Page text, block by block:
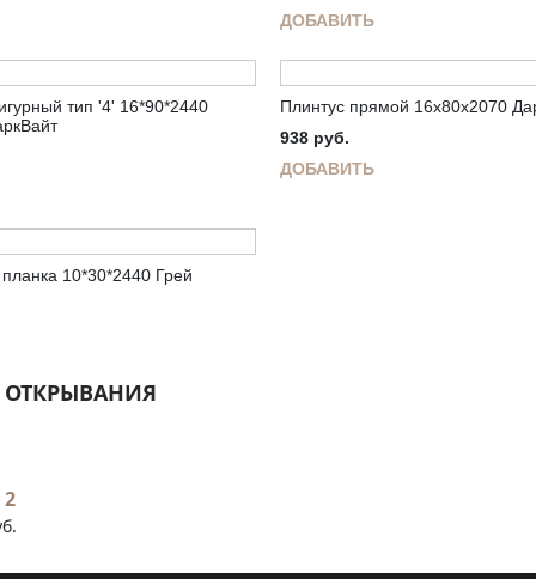
ДОБАВИТЬ
тип '4' 16*90*2440
Плинтус прямой 16х80х2070
938 руб.
ДОБАВИТЬ
10*30*2440 Грей